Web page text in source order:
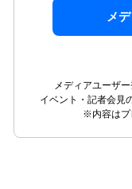
メ
メディアユーザ
イベント・記者会見
※内容はプ